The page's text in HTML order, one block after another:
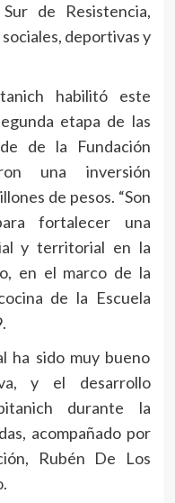
de Resistencia,
deportivas y
habilitó este
etapa de las
de la Fundación
una inversión
de pesos. “Son
fortalecer una
y territorial en la
en el marco de la
de la Escuela
ha sido muy bueno
y el desarrollo
durante la
acompañado por
Rubén De Los